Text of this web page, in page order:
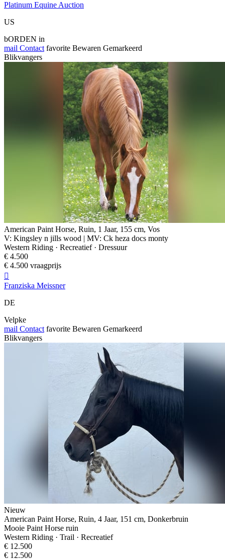
Platinum Equine Auction
US
bORDEN in
mail Contact favorite Bewaren Gemarkeerd
Blikvangers
American Paint Horse, Ruin, 1 Jaar, 155 cm, Vos
V: Kingsley n jills wood | MV: Ck heza docs monty
Western Riding · Recreatief · Dressuur
€ 4.500
€ 4.500 vraagprijs

Franziska Meissner
DE
Velpke
mail Contact favorite Bewaren Gemarkeerd
Blikvangers
Nieuw
American Paint Horse, Ruin, 4 Jaar, 151 cm, Donkerbruin
Mooie Paint Horse ruin
Western Riding · Trail · Recreatief
€ 12.500
€ 12.500